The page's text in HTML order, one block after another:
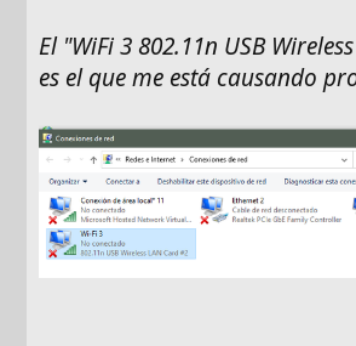
El "WiFi 3 802.11n USB
es el que me está causando